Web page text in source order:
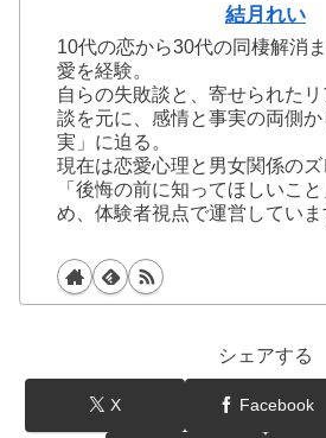
結月れい
10代の恋から30代の同棲解消
愛を経験。
自らの失敗談と、寄せられた
談を元に、感情と事実の両側
実」に迫る。
現在は恋愛心理と男女関係のズ
「後悔の前に知ってほしいこ
め、体験者視点で運営していま
シェアする
X Facebook